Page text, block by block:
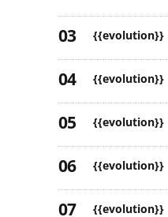
{{evolution}}
{{evolution}}
{{evolution}}
{{evolution}}
{{evolution}}